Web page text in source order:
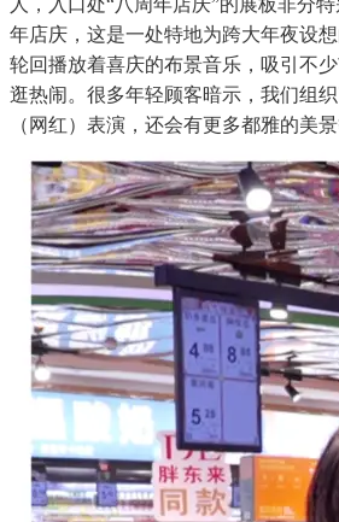
人，入口处“八周年店庆”的展板非分
年店庆，这是一处特地为跨大年夜设
轮回播放着喜庆的布景音乐，吸引不少
逛热闹。很多年轻顾客暗示，我们组
（网红）表演，还会有更多都雅的美